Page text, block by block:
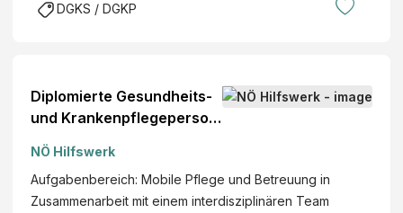
DGKS / DGKP
Diplomierte Gesundheits-
und Krankenpflegeperson
NÖ Hilfswerk
Aufgabenbereich: Mobile Pflege und Betreuung in
Zusammenarbeit mit einem interdisziplinären Team